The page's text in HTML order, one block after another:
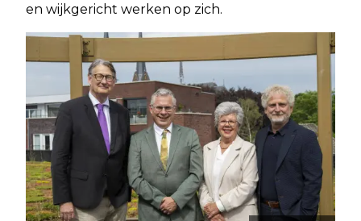
en wijkgericht werken op zich.